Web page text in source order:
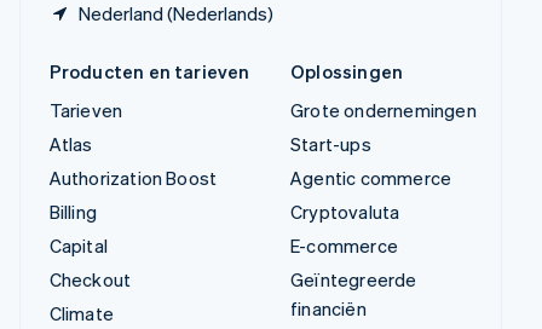
Nederland (Nederlands)
Producten en tarieven
Tarieven
Atlas
Authorization Boost
Billing
Capital
Checkout
Climate
Oplossingen
Grote ondernemingen
Start-ups
Agentic commerce
Cryptovaluta
E-commerce
Geïntegreerde
financiën